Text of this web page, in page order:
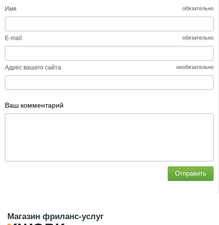
Имя обязательно
E-mail обязательно
Адрес вашего сайта необязательно
Ваш комментарий
Отправить
Магазин фриланс-услуг